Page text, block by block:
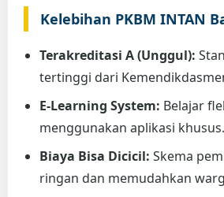
Kelebihan PKBM INTAN
Terakreditasi A (Unggul):
tertinggi dari
E-Learning System: Belajar
menggunakan aplikasi khusus.
Biaya Bisa Dicicil: Skema
ringan dan memudahkan